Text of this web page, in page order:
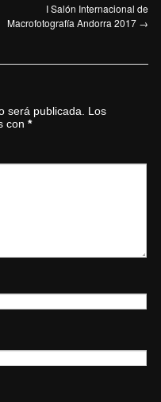
I Salón Internacional de
Macrofotografía Andorra 2017 →
será publicada.
Los
con *